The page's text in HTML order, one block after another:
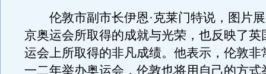
伦敦市副市长伊恩·克莱门特说，图片展
京奥运会所取得的成就与光荣，也反映了英
运会上所取得的非凡成绩。他表示，伦敦非
一二年举办奥运会，伦敦也将用自己的方式